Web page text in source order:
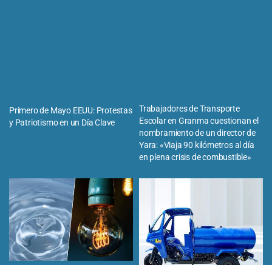
Primero de Mayo EEUU: Protestas
y Patriotismo en un Día Clave
Trabajadores de Transporte
Escolar en Granma cuestionan el
nombramiento de un director de
Yara: «Viaja 90 kilómetros al día
en plena crisis de combustible»